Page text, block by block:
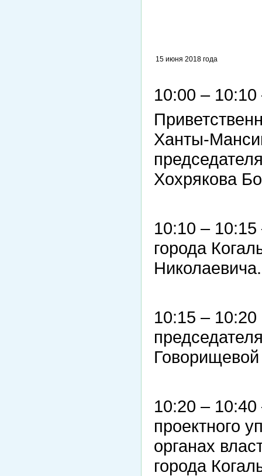
15 июня 2018 года
10:00 –
Ханты-
Хохрякова
10:10 –
города
Николаевича.
10:15 –
10:20 –
проектного
органах
города